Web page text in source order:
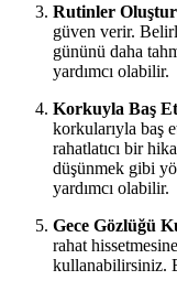
Rutinler
güven verir.
gününü daha
yardımcı olabilir.
Korkuyla Baş
korkularıyla baş
rahatlatıcı bir
düşünmek gibi
yardımcı olabilir.
Gece Gözlüğü
rahat
kullanabilirsiniz.